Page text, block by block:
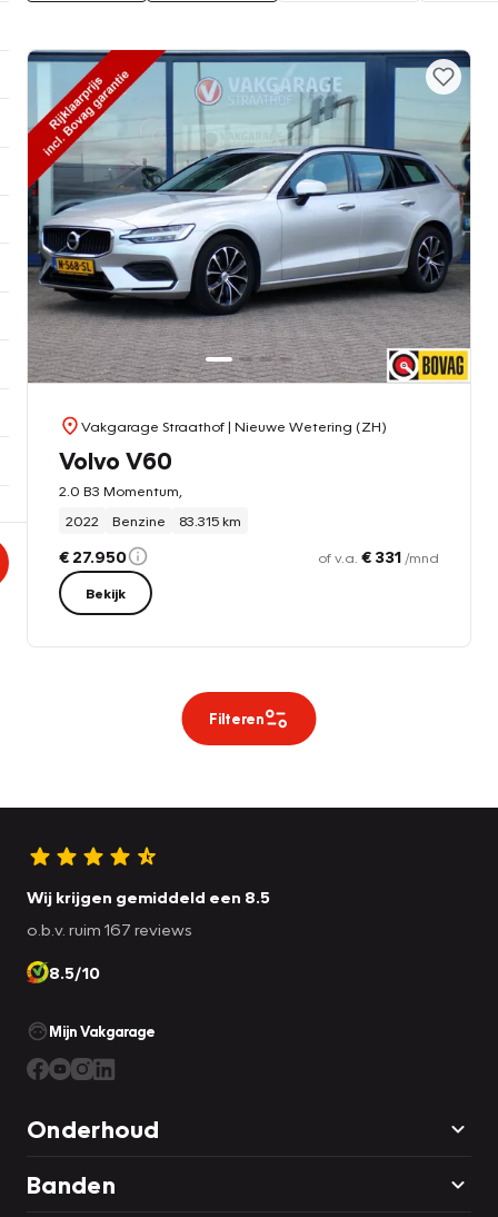
Vakgarage Straathof| Nieuwe Wetering (ZH)
Volvo V60
2.0 B3 Momentum,
2022
Benzine 83.315 km
€ 27.950 of v.a. € 331 /mnd
Bekijk
Filteren
Wij krijgen gemiddeld een 8.5
o.b.v. ruim 167 reviews
8.5/10
Mijn Vakgarage
Onderhoud
Banden